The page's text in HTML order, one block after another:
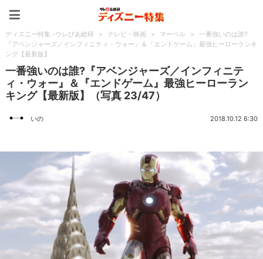
ディズニー特集 -ウレぴあ総研 > テレビ・映画 > マーベル >
一番強いのは誰?
『アベンジャーズ／インフィニティ・ウォー』＆『エンドゲーム』最強ヒーローランキ
ング【最新版】
一番強いのは誰?『アベンジャーズ／インフィニテ
ィ・ウォー』＆『エンドゲーム』最強ヒーローラン
キング【最新版】（写真 23/47）
いの 2018.10.12 6:30